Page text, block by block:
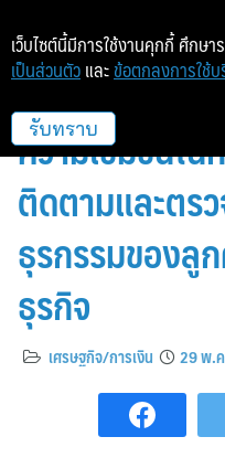
ก.ล.ต. ออกแน
ความเข้มข้นใ
ติดตามและตร
ธุรกรรมของลู
ธุรกิจ
เศรษฐกิจ/การเงิน 29 พ.
เว็บไซต์นี้มีการใช้งานคุกกี้ ศึกษา
เป็นส่วนตัว และ ข้อตกลงการใช้บ
รับทราบ